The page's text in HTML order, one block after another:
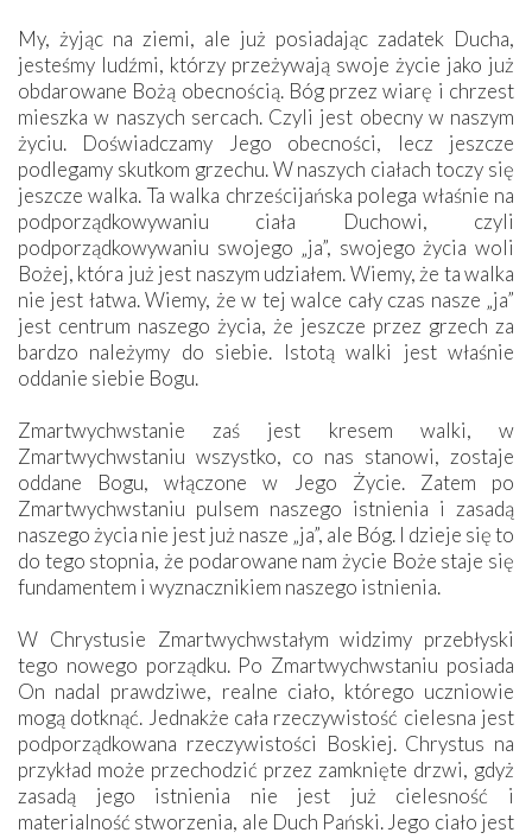
My, żyjąc na ziemi, ale już posiadając zadatek Ducha,
jesteśmy ludźmi, którzy przeżywają swoje życie jako już
obdarowane Bożą obecnością. Bóg przez wiarę i chrzest
mieszka w naszych sercach. Czyli jest obecny w naszym
życiu. Doświadczamy Jego obecności, lecz jeszcze
podlegamy skutkom grzechu. W naszych ciałach toczy się
jeszcze walka. Ta walka chrześcijańska polega właśnie na
podporządkowywaniu ciała Duchowi, czyli
podporządkowywaniu swojego „ja”, swojego życia woli
Bożej, która już jest naszym udziałem. Wiemy, że ta walka
nie jest łatwa. Wiemy, że w tej walce cały czas nasze „ja”
jest centrum naszego życia, że jeszcze przez grzech za
bardzo należymy do siebie. Istotą walki jest właśnie
oddanie siebie Bogu.
Zmartwychwstanie zaś jest kresem walki, w
Zmartwychwstaniu wszystko, co nas stanowi, zostaje
oddane Bogu, włączone w Jego Życie. Zatem po
Zmartwychwstaniu pulsem naszego istnienia i zasadą
naszego życia nie jest już nasze „ja”, ale Bóg. I dzieje się to
do tego stopnia, że podarowane nam życie Boże staje się
fundamentem i wyznacznikiem naszego istnienia.
W Chrystusie Zmartwychwstałym widzimy przebłyski
tego nowego porządku. Po Zmartwychwstaniu posiada
On nadal prawdziwe, realne ciało, którego uczniowie
mogą dotknąć. Jednakże cała rzeczywistość cielesna jest
podporządkowana rzeczywistości Boskiej. Chrystus na
przykład może przechodzić przez zamknięte drzwi, gdyż
zasadą jego istnienia nie jest już cielesność i
materialność stworzenia, ale Duch Pański. Jego ciało jest